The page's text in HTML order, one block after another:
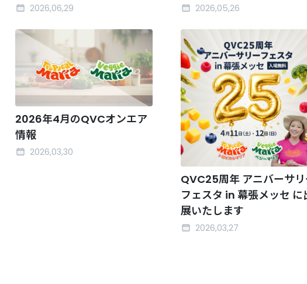
2026,06,29 2026,05,26
2026年4月のQVCオンエア
情報
2026,03,30
QVC25周年 アニバーサ
フェスタ in 幕張メッセ に
展いたします
2026,03,27